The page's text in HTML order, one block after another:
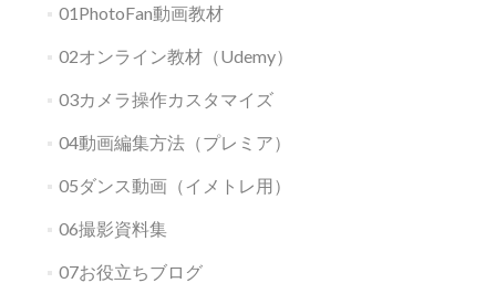
01PhotoFan動画教材
02オンライン教材（Udemy）
03カメラ操作カスタマイズ
04動画編集方法（プレミア）
05ダンス動画（イメトレ用）
06撮影資料集
07お役立ちブログ